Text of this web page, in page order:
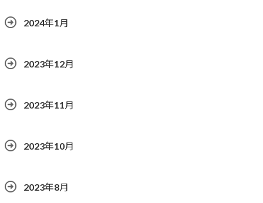
2024年1月
2023年12月
2023年11月
2023年10月
2023年8月